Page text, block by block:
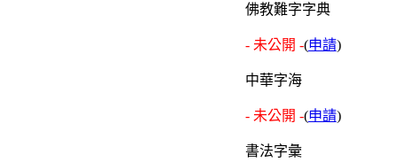
佛教難字字典
- 未公開 -(申請)
中華字海
- 未公開 -(申請)
書法字彙